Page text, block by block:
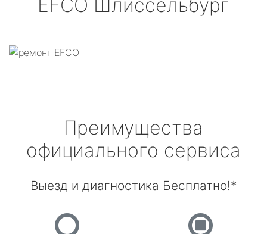
EFCO Шлиссельбург
Преимущества
официального сервиса
Выезд и диагностика Бесплатно!*